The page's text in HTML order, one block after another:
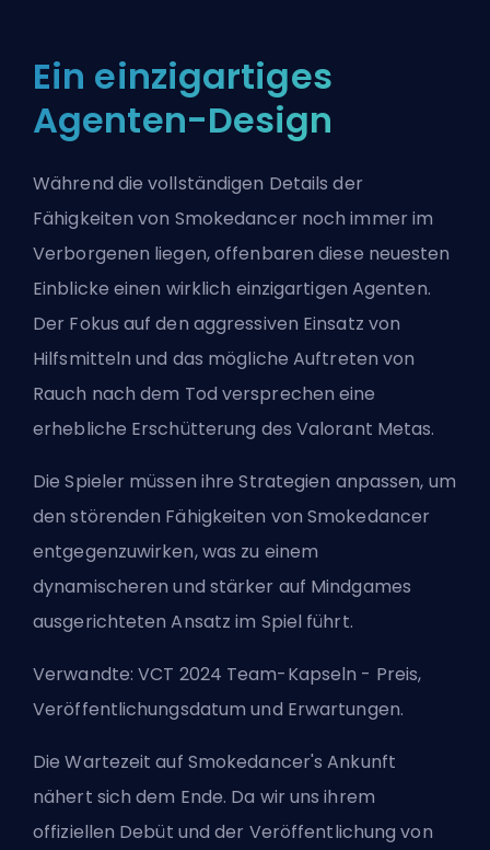
Ein einzigartiges
Agenten-Design
Während die vollständigen Details der
Fähigkeiten von Smokedancer noch immer im
Verborgenen liegen, offenbaren diese neuesten
Einblicke einen wirklich einzigartigen Agenten.
Der Fokus auf den aggressiven Einsatz von
Hilfsmitteln und das mögliche Auftreten von
Rauch nach dem Tod versprechen eine
erhebliche Erschütterung des Valorant Metas.
Die Spieler müssen ihre Strategien anpassen, um
den störenden Fähigkeiten von Smokedancer
entgegenzuwirken, was zu einem
dynamischeren und stärker auf Mindgames
ausgerichteten Ansatz im Spiel führt.
Verwandte:VCT 2024 Team-Kapseln - Preis,
Veröffentlichungsdatum und Erwartungen.
Die Wartezeit auf Smokedancer's Ankunft
nähert sich dem Ende. Da wir uns ihrem
offiziellen Debüt und der Veröffentlichung von